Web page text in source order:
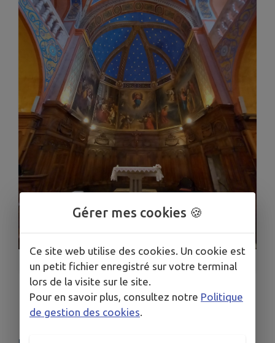
1/1
Eglise de Meynes
Gérer mes cookies 🍪
Ce site web utilise des cookies. Un cookie est
un petit fichier enregistré sur votre terminal
lors de la visite sur le site.
Pour en savoir plus, consultez notre Politique
de gestion des cookies